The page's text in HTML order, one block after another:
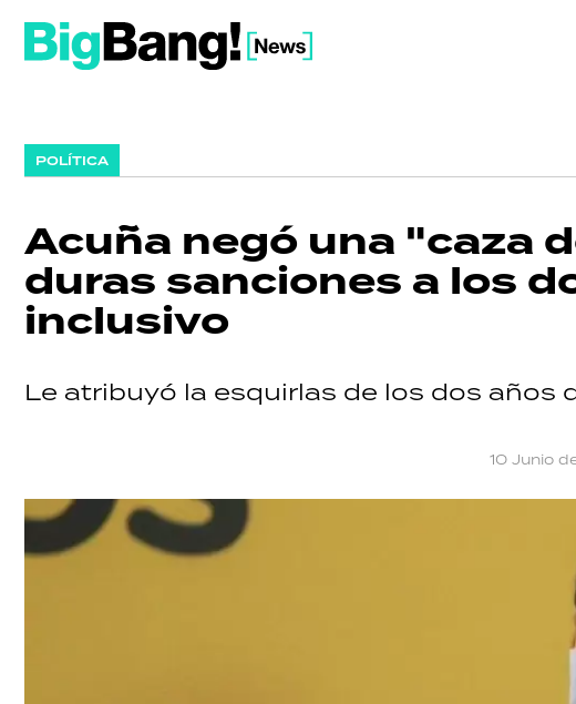
POLÍTICA
Acuña negó una "caza
duras sanciones a los
inclusivo
Le atribuyó la esquirlas de los dos años
10 Junio